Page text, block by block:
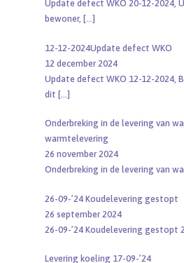
Update defect WKO 20-12-2024,
bewoner, […]
12-12-2024Update defect WKO
12 december 2024
Update defect WKO 12-12-2024,
dit […]
Onderbreking in de levering van
warmtelevering
26 november 2024
Onderbreking in de levering van
26-09-’24 Koudelevering gestopt
26 september 2024
26-09-’24 Koudelevering gestopt
Levering koeling 17-09-’24